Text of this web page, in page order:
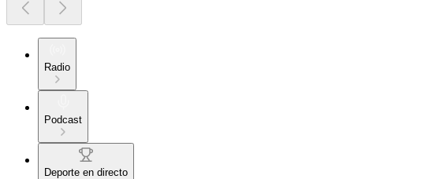
Radio
Podcast
Deporte en directo